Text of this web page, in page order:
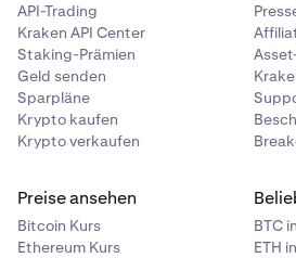
API-Trading
Kraken API Center
Staking-Prämien
Geld senden
Sparpläne
Krypto kaufen
Krypto verkaufen
Preise ansehen
Bitcoin Kurs
Ethereum Kurs
BTC
ETH